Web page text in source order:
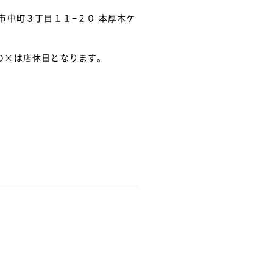
中町３丁目１１−２０ 本厚木ケ
は店休日となります。